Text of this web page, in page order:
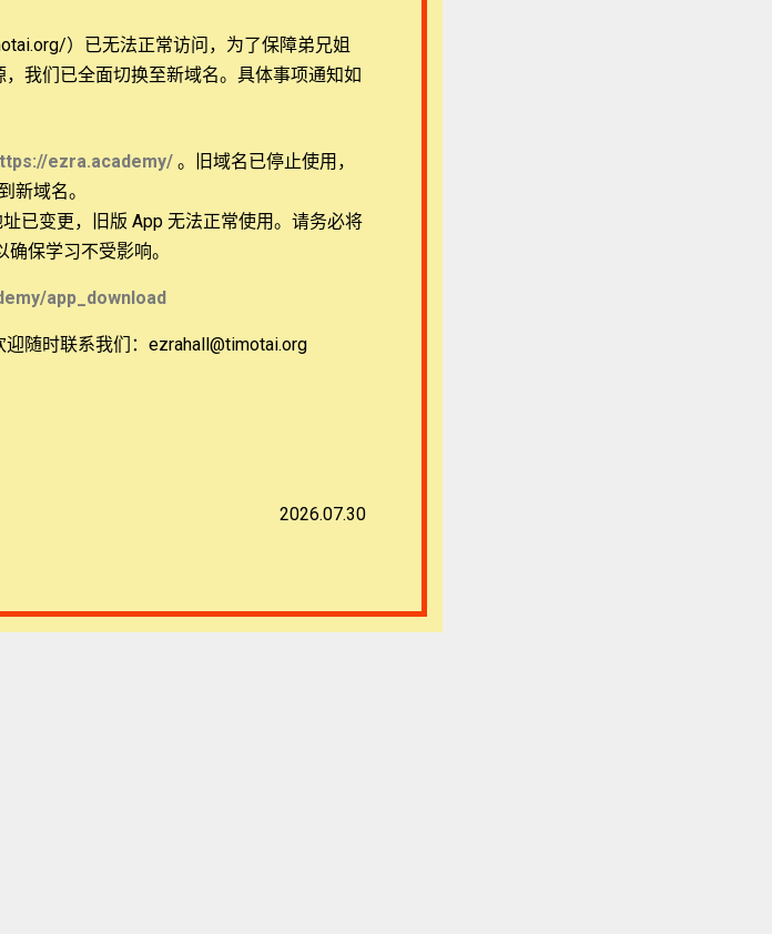
教授：体验基督的爱（弗3:14-21）
views
）已无法正常访问， 为了保障弟兄姐
我们已全面切换至新域名。具体事项通知如
ezra.academy/ 。旧域名已停止使用，
新域名。
已变更，旧版 App 无法正常使用。请务必将
保学习不受影响。
app_download
随时联系我们：ezrahall@timotai.org
2026.07.30